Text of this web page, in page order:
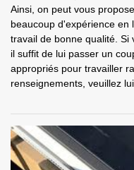
Ainsi, on peut vous
beaucoup d'expérience en
travail de bonne qualité. Si
il suffit de lui passer un
appropriés pour travailler
renseignements, veuillez